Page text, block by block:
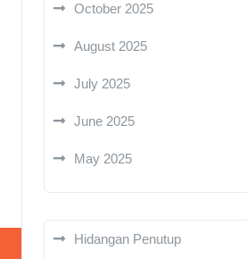
October 2025
August 2025
July 2025
June 2025
May 2025
Hidangan Penutup